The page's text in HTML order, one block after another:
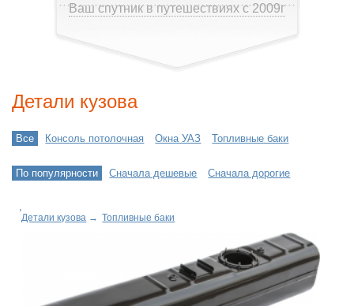
Ваш спутник в путешествиях с 2009г
Детали кузова
Все Консоль потолочная Окна УАЗ Топливные баки
По популярности Сначала дешевые Сначала дорогие
Детали кузова → Топливные баки